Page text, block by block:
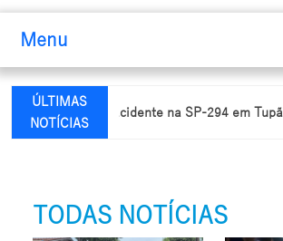
Menu
ÚLTIMAS
NOTÍCIAS
feridas em acidente na SP-294 em Tupã
TODAS NOTÍCIAS